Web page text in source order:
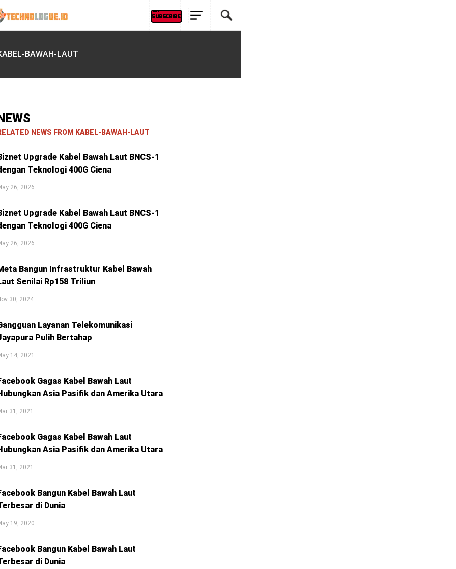
BAWAH-LAUT
NEWS FROM KABEL-BAWAH-LAUT
Upgrade Kabel Bawah Laut BNCS-1
Teknologi 400G Ciena
26, 2026
Upgrade Kabel Bawah Laut BNCS-1
Teknologi 400G Ciena
26, 2026
Bangun Infrastruktur Kabel Bawah
Senilai Rp158 Triliun
30, 2024
Layanan Telekomunikasi
Pulih Bertahap
14, 2021
Gagas Kabel Bawah Laut
Asia Pasifik dan Amerika Utara
31, 2021
Gagas Kabel Bawah Laut
Asia Pasifik dan Amerika Utara
31, 2021
Bangun Kabel Bawah Laut
di Dunia
19, 2020
Bangun Kabel Bawah Laut
di Dunia